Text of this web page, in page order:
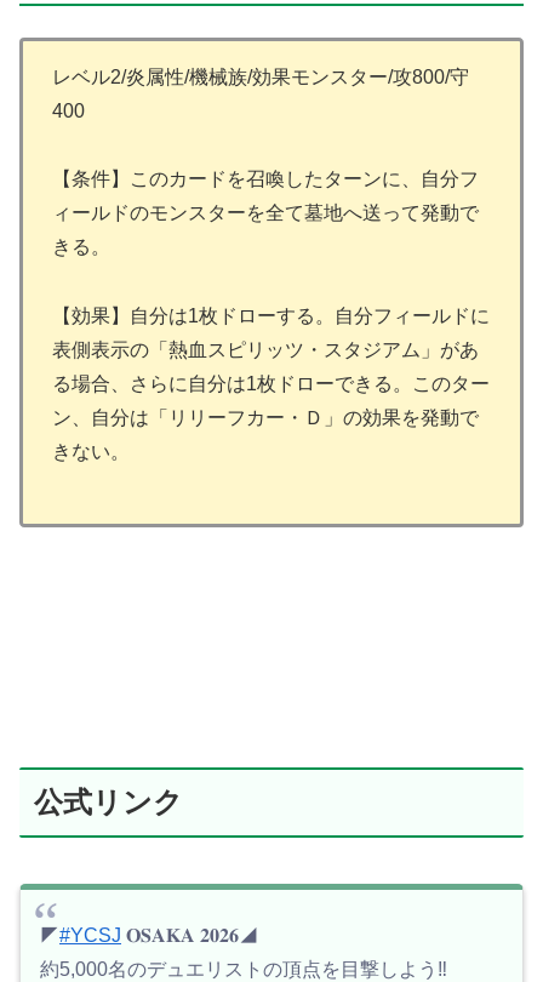
レベル2/炎属性/機械族/効果モンスター/攻800/守
400
【条件】このカードを召喚したターンに、自分フ
ィールドのモンスターを全て墓地へ送って発動で
きる。
【効果】自分は1枚ドローする。自分フィールドに
表側表示の「熱血スピリッツ・スタジアム」があ
る場合、さらに自分は1枚ドローできる。このター
ン、自分は「リリーフカー・Ｄ」の効果を発動で
きない。
公式リンク
◤#YCSJ 𝐎𝐒𝐀𝐊𝐀 𝟐𝟎𝟐𝟔◢
約5,000名のデュエリストの頂点を目撃しよう‼️